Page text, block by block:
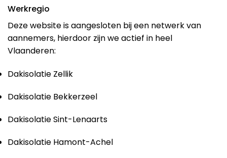
Werkregio
Deze website is aangesloten bij een netwerk van
aannemers, hierdoor zijn we actief in heel
Vlaanderen:
Dakisolatie Zellik
Dakisolatie Bekkerzeel
Dakisolatie Sint-Lenaarts
Dakisolatie Hamont-Achel